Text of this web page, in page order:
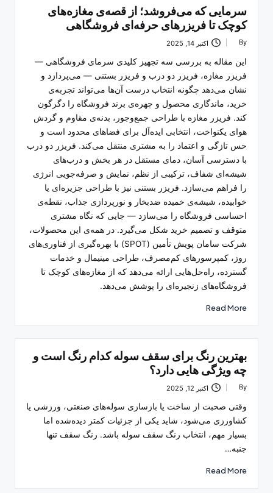
سرمایی که می‌فروشد؛ از قصه‌ی مغازه‌های
کوچک تا فریزرهای حرفه‌ای فروشگاهی
Posted
By اکتبر 14, 2025
این مقاله به بررسی سه تجهیز کلیدی سرمای فروشگاهی —
فریزر مغازه، فریزر دو درب و فریزر بستنی — می‌پردازد و
نشان می‌دهد چگونه انتخاب درست آن‌ها می‌تواند تجربه‌ی
خرید، ماندگاری محصول و چهره‌ی برند فروشگاه را دگرگون
کند. فریزر مغازه با طراحی جمع‌وجور، بدنه‌ی مقاوم و گردش
هوای یکنواخت، انتخابی ایده‌آل برای فضاهای محدود است و
حس تازگی و اعتماد را به مشتری منتقل می‌کند. فریزر دو درب
با دسترسی آسان، دمای مستقل در هر بخش و درب‌های
شیشه‌ای شفاف، ترکیبی از نظم، نمایش و صرفه‌جویی انرژی
را فراهم می‌سازد. فریزر بستنی نیز با طراحی جزیره‌ای یا
خوابیده، شیشه‌ی خمیده ضدبخار و نورپردازی جذاب، نقطه‌ی
احساسی فروشگاه را می‌سازد — جایی که نگاه مشتری
متوقف و تصمیم خرید شکل می‌گیرد. در همه‌ی این محصولات،
شرکت سامان پویش تأمین (SPOT) با بهره‌گیری از فناوری‌های
روز، کمپرسورهای کم‌مصرف، طراحی مینیمال و خدمات
گسترده، راه‌حل‌هایی ارائه می‌دهد که از مغازه‌های کوچک تا
فروشگاه‌های زنجیره‌ای را پوشش می‌دهد.
Read More
بهترین رنگ برای سقف سوله کدام رنگ است و
چه ویژگی هایی دارد؟
Posted
By اکتبر 12, 2025
وقتی صحبت از ساخت یا بازسازی سوله‌های صنعتی، ورزشی یا
کشاورزی می‌شود، شاید یکی از جزئیات کمتر دیده‌شده اما
بسیار مهم، انتخاب رنگ سقف سوله باشد. رنگ سقف تنها
جنبه…
Read More